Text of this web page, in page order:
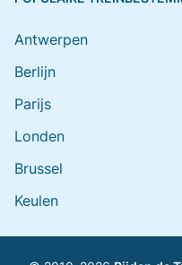
Antwerpen
Berlijn
Parijs
Londen
Brussel
Keulen